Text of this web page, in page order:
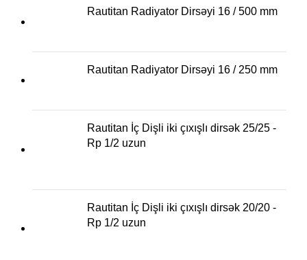
Rautitan Radiyator Dirsəyi 16 / 500 mm
Rautitan Radiyator Dirsəyi 16 / 250 mm
Rautitan İç Dişli iki çıxışlı dirsək 25/25 -
Rp 1/2 uzun
Rautitan İç Dişli iki çıxışlı dirsək 20/20 -
Rp 1/2 uzun